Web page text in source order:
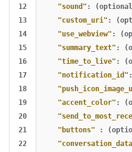
12
13
14
15
16
17
18
19
20
21
22
"sound" : (optional
"custom_uri" :
"use_webview" :
"summary_text" :
"time_to_live" :
"notification_id" :
"accent_color" :
"buttons"
: